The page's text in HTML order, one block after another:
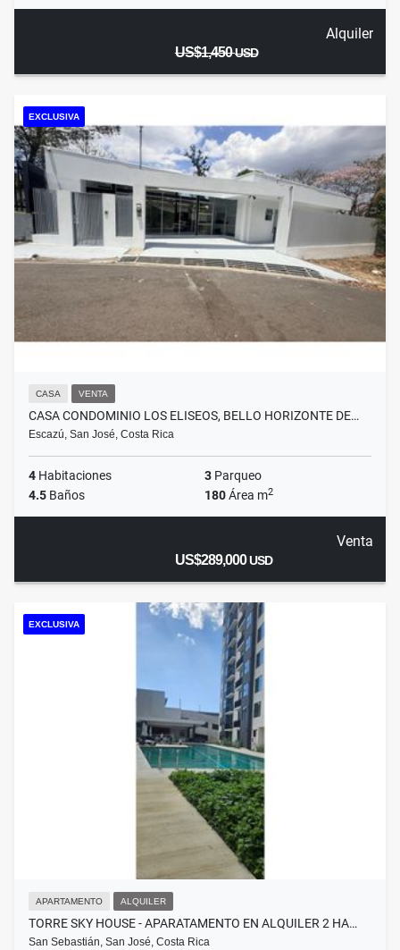
Alquiler
US$1,450USD
EXCLUSIVA
CASA VENTA
CASA CONDOMINIO LOS ELISEOS, BELLO HORIZONTE DE…
Escazú, San José, Costa Rica
4 Habitaciones 3 Parqueo
4.5 Baños 180Área m2
Venta
US$289,000USD
EXCLUSIVA
APARTAMENTO ALQUILER
TORRE SKY HOUSE - APARATAMENTO EN ALQUILER 2 HA…
San Sebastián, San José, Costa Rica